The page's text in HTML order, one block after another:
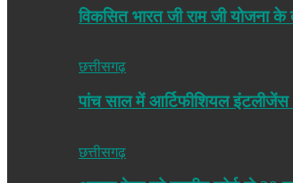
विकसित भारत जी राम जी
छत्तीसगढ़
पांच साल में आर्टिफीशियल
छत्तीसगढ़